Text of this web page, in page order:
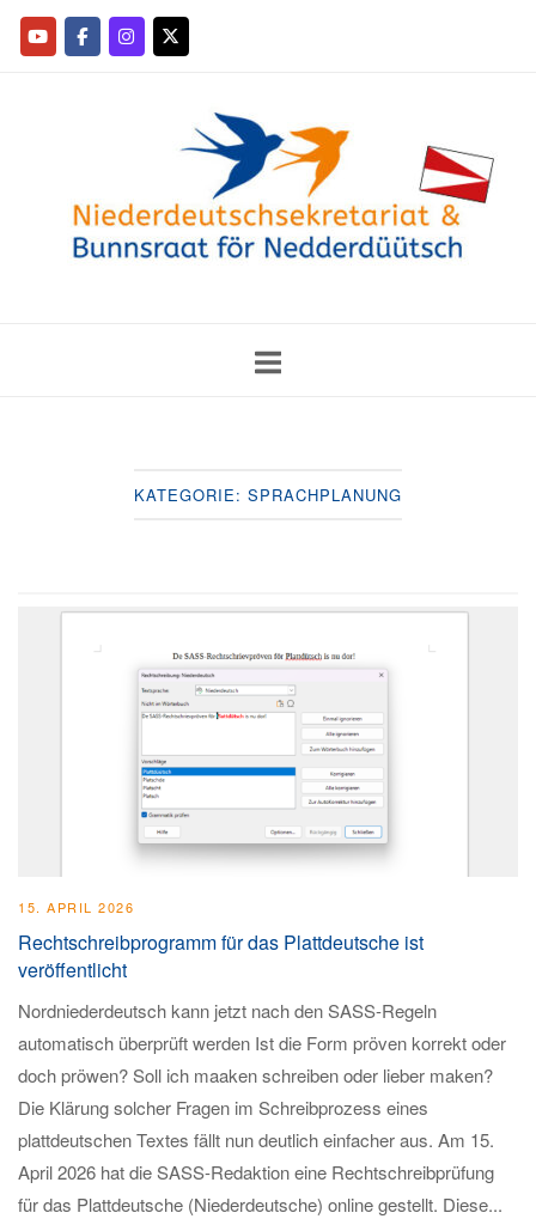
KATEGORIE: SPRACHPLANUNG
15. APRIL 2026
Rechtschreibprogramm für das Plattdeutsche ist
veröffentlicht
Nordniederdeutsch kann jetzt nach den SASS-Regeln
automatisch überprüft werden Ist die Form pröven korrekt oder
doch pröwen? Soll ich maaken schreiben oder lieber maken?
Die Klärung solcher Fragen im Schreibprozess eines
plattdeutschen Textes fällt nun deutlich einfacher aus. Am 15.
April 2026 hat die SASS-Redaktion eine Rechtschreibprüfung
für das Plattdeutsche (Niederdeutsche) online gestellt. Diese...